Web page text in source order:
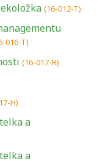
(16-012-T)
016-T)
(16-017-R)
H)
a
a